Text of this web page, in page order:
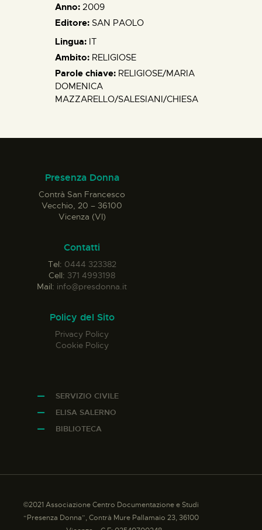
Anno: 2009
Editore: SAN PAOLO
Lingua: IT
Ambito: RELIGIOSE
Parole chiave: RELIGIOSE/MARIA
DOMENICA
MAZZARELLO/SALESIANI/CHIESA
Presenza Donna
Contrà San Francesco
Vecchio, 20 – 36100
Vicenza (VI)
Contatti
Tel: 0444 323382
Cell: 371 4993198
Mail: info@presdonna.it
Policy del Sito
Privacy Policy
Cookie Policy
SERVIZIO CIVILE
ELISA SALERNO
BIBLIOTECA
©2021 Associazione Centro Documentazione e Studi
“Presenza Donna”, Contrà Mure Pallamaio 23, 36100